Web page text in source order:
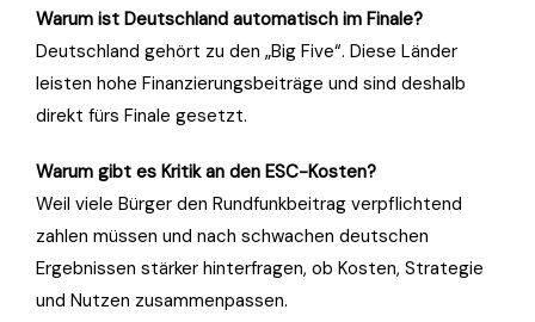
Warum ist Deutschland automatisch im Finale?
Deutschland gehört zu den „Big Five“. Diese Länder
leisten hohe Finanzierungsbeiträge und sind deshalb
direkt fürs Finale gesetzt.
Warum gibt es Kritik an den ESC-Kosten?
Weil viele Bürger den Rundfunkbeitrag verpflichtend
zahlen müssen und nach schwachen deutschen
Ergebnissen stärker hinterfragen, ob Kosten, Strategie
und Nutzen zusammenpassen.